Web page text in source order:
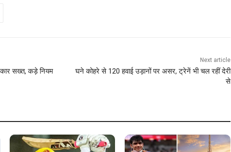
सख्‍त, कड़े नियम
Next article
घने कोहरे से 120 हवाई उड़ानों पर असर, ट्रेनें भी चल रहीं देरी
से